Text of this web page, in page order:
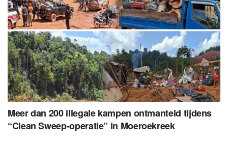
Meer dan 200 illegale kampen ontmanteld tijdens
“Clean Sweep-operatie” in Moeroekreek